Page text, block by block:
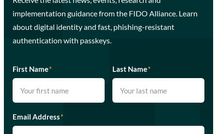
implementation guidance from the FIDO Alliance. Learn
about digital identity and fast, phishing-resistant
authentication with passkeys.
First Name* Last Name*
Email Address*